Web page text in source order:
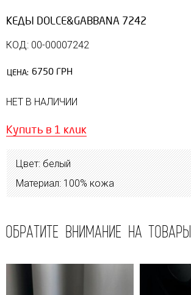
КЕДЫ DOLCE&GABBANA 7242
КОД: 00-00007242
ЦЕНА: 6750 ГРН
НЕТ В НАЛИЧИИ
Купить в 1 клик
Цвет: белый
Материал: 100% кожа
ОБРАТИТЕ ВНИМАНИЕ НА ТОВАРЫ